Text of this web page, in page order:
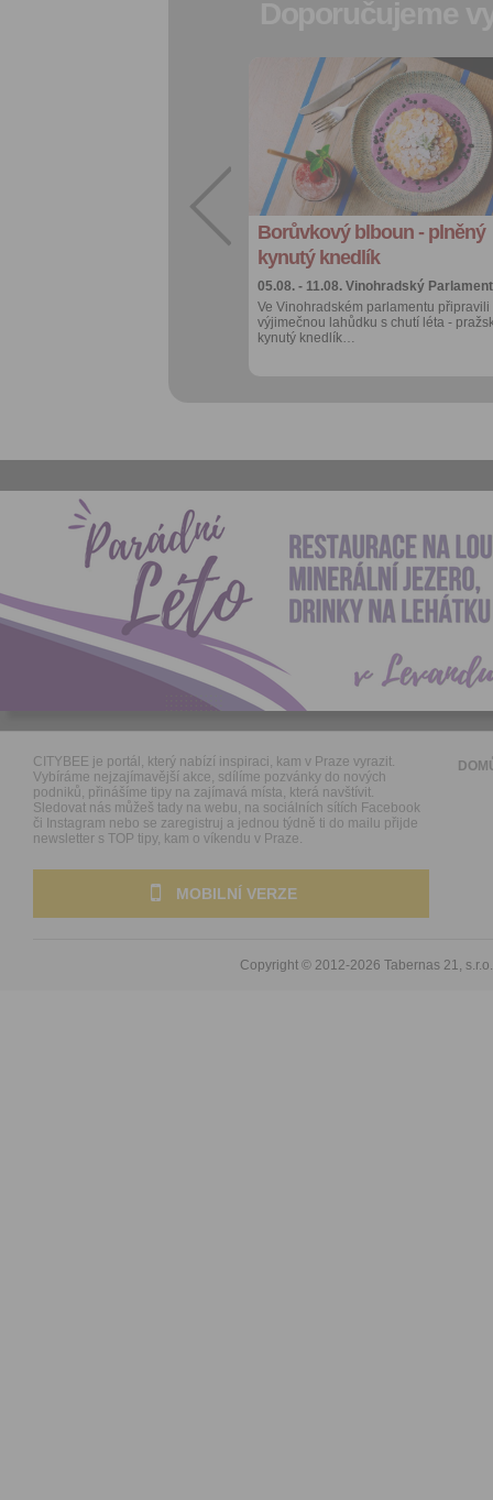
Borůvkový blboun - plněný
kynutý knedlík
05.08. - 11.08. Vinohradský Parlament
Ve Vinohradském parlamentu připravili
výjimečnou lahůdku s chutí léta -
kynutý knedlík…
Přidat do
oblíbených
Sdílet:
Facebook
export do
kalendáře
Více výhod pro
přihlášené
CITYBEE je portál, který nabízí inspiraci, kam v Praze vyrazit.
Vybíráme nejzajímavější akce, sdílíme pozvánky do nových
podniků, přinášíme tipy na zajímavá místa, která navštívit.
Sledovat nás můžeš tady na webu, na sociálních sítích Facebook
či Instagram nebo se zaregistruj a jednou týdně ti do mailu přijde
newsletter s TOP tipy, kam o víkendu v Praze.
MOBILNÍ VERZE
Copyright © 2012-2026 Tabernas 21, s.r.o.